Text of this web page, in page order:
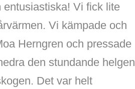
entusiastiska! Vi fick lite
Vi kämpade och
Herngren och pressade
den stundande helgen
Det var helt